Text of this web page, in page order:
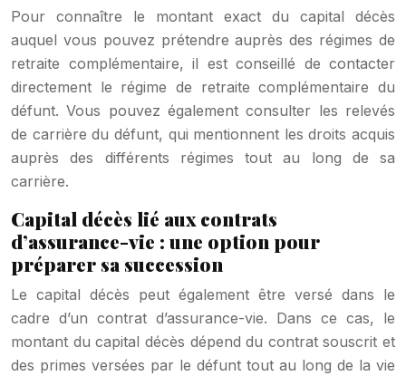
Pour connaître le montant exact du capital décès
auquel vous pouvez prétendre auprès des régimes de
retraite complémentaire, il est conseillé de contacter
directement le régime de retraite complémentaire du
défunt. Vous pouvez également consulter les relevés
de carrière du défunt, qui mentionnent les droits acquis
auprès des différents régimes tout au long de sa
carrière.
Capital décès lié aux contrats
d’assurance-vie : une option pour
préparer sa succession
Le capital décès peut également être versé dans le
cadre d’un contrat d’assurance-vie. Dans ce cas, le
montant du capital décès dépend du contrat souscrit et
des primes versées par le défunt tout au long de la vie